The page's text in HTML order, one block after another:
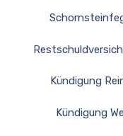
Kündigung
Kündigung